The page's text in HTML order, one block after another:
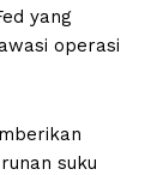
yang
operasi
suku